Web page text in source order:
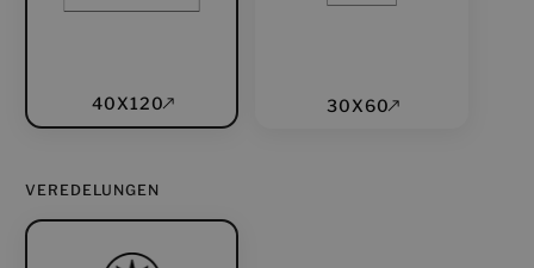
40X120 30X60
VEREDELUNGEN